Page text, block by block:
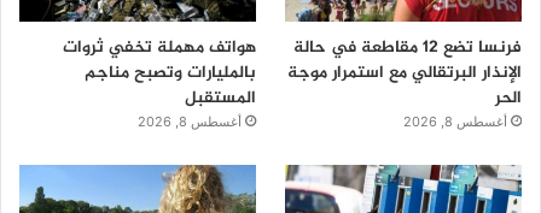
فرنسا تضع 12 مقاطعة في حالة
الإنذار البرتقالي مع استمرار موجة
الحر
أغسطس 8, 2026
هواتف مهملة تخفي ثروات
بالمليارات وتصبح مناجم
المستقبل
أغسطس 8, 2026